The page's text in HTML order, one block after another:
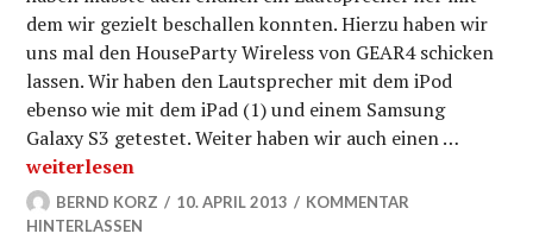
dem wir gezielt beschallen konnten. Hierzu haben wir
uns mal den HouseParty Wireless von GEAR4 schicken
lassen. Wir haben den Lautsprecher mit dem iPod
ebenso wie mit dem iPad (1) und einem Samsung
Galaxy S3 getestet. Weiter haben wir auch einen …
Gear4 HouseParty Wireless für iOS (Dock) und
weiterlesen
BERND KORZ 10. APRIL 2013
KOMMENTAR
HINTERLASSEN